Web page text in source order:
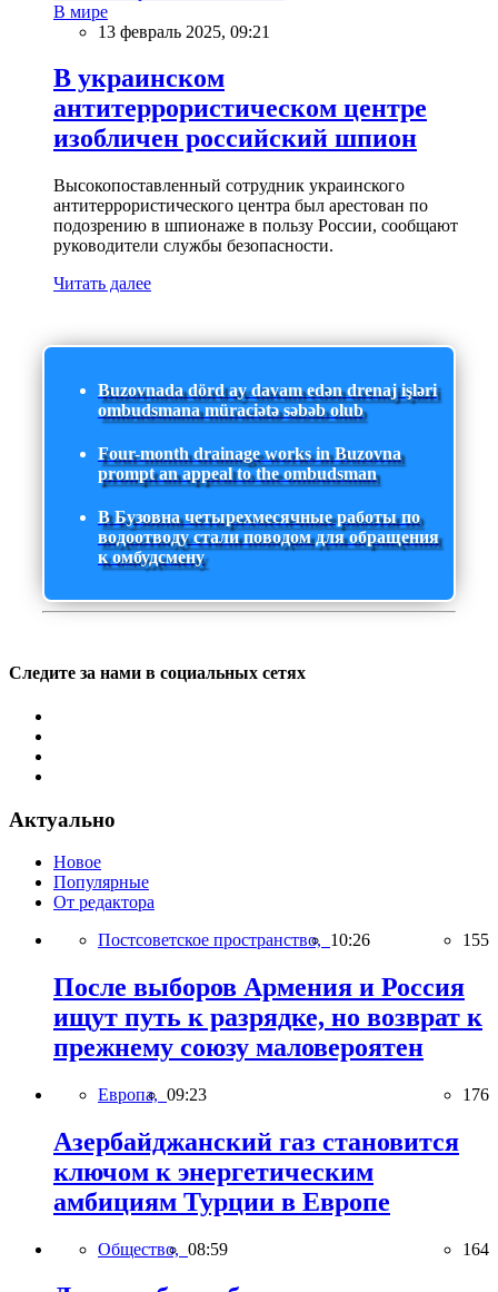
В мире
13 февраль 2025, 09:21
В украинском
антитеррористическом центре
изобличен российский шпион
Высокопоставленный сотрудник украинского
антитеррористического центра был арестован по
подозрению в шпионаже в пользу России, сообщают
руководители службы безопасности.
Читать далее
Buzovnada dörd ay davam edən drenaj işləri
ombudsmana müraciətə səbəb olub
Four-month drainage works in Buzovna
prompt an appeal to the ombudsman
В Бузовна четырехмесячные работы по
водоотводу стали поводом для обращения
к омбудсмену
Следите за нами в социальных сетях
Актуально
Новое
Популярные
От редактора
Постсоветское пространство, 10:26 155
После выборов Армения и Россия
ищут путь к разрядке, но возврат к
прежнему союзу маловероятен
Европа, 09:23 176
Азербайджанский газ становится
ключом к энергетическим
амбициям Турции в Европе
Общество, 08:59 164